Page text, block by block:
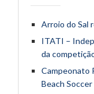
Arroio do Sal
ITATI –
da
Campeonato
Beach